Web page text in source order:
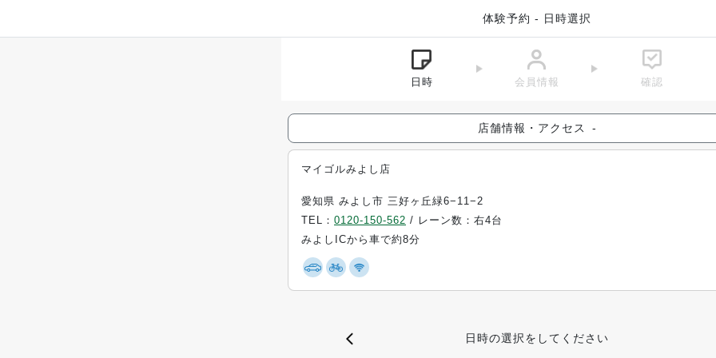
体験予約 - 日時選択
日時 会員情報 確認
店舗情報・アクセス -
マイゴルみよし店
愛知県 みよし市 三好ヶ丘緑6−11−2
TEL： 0120-150-562 / レーン数：右4台
みよしICから車で約8分
日時の選択をしてください